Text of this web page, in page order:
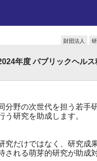
財団法人
年度 パブリックヘル
野の次世代を担う若手
研究を助成します。
究だけではなく、研究成
れる萌芽的研究が助成